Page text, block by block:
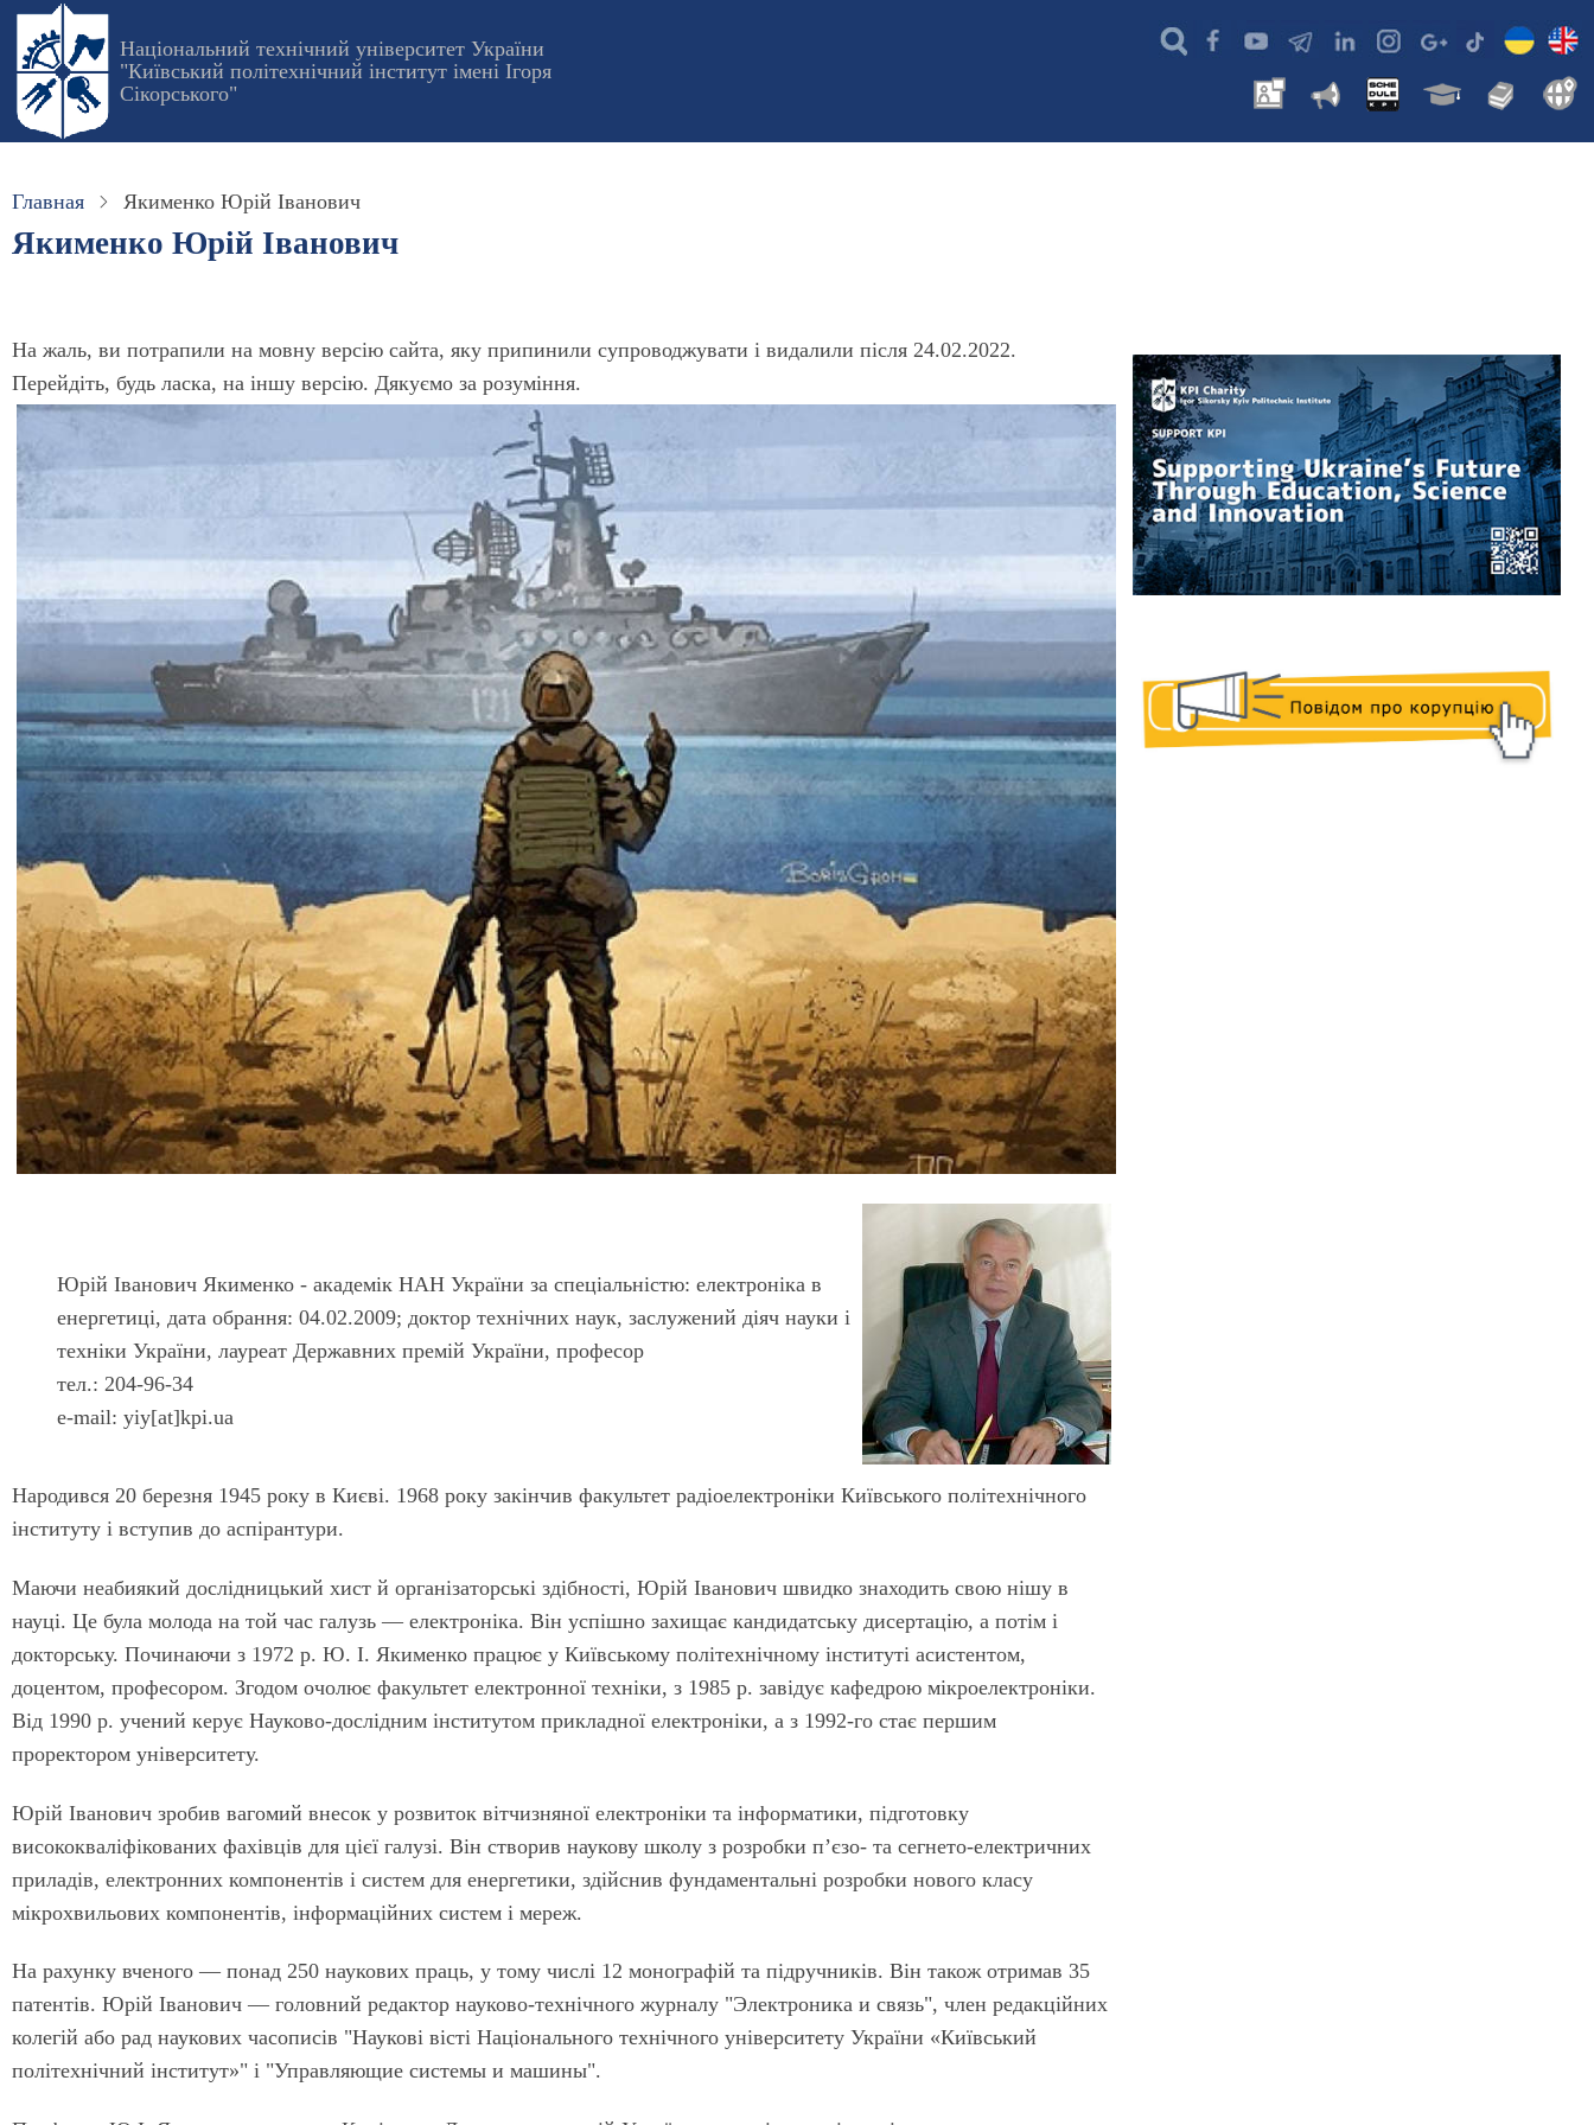
Перейти
основному
содержанию
Національний технічний університет України
"Київський політехнічний інститут імені Ігоря
Сікорського"
Главная Якименко Юрій Іванович
Якименко Юрій Іванович
На жаль, ви потрапили на мовну версію сайта, яку припинили супроводжувати і видалили після 24.02.2022.
Перейдіть, будь ласка, на іншу версію. Дякуємо за розуміння.
Юрій Іванович Якименко - академік НАН України за спеціальністю: електроніка в
енергетиці, дата обрання: 04.02.2009; доктор технічних наук, заслужений діяч науки і
техніки України, лауреат Державних премій України, професор
тел.: 204-96-34
e-mail: yiy[at]kpi.ua
Народився 20 березня 1945 року в Києві. 1968 року закінчив факультет радіоелектроніки Київського політехнічного
інституту і вступив до аспірантури.
Маючи неабиякий дослідницький хист й організаторські здібності, Юрій Іванович швидко знаходить свою нішу в
науці. Це була молода на той час галузь — електроніка. Він успішно захищає кандидатську дисертацію, а потім і
докторську. Починаючи з 1972 р. Ю. І. Якименко працює у Київському політехнічному інституті асистентом,
доцентом, професором. Згодом очолює факультет електронної техніки, з 1985 р. завідує кафедрою мікроелектроніки.
Від 1990 р. учений керує Науково-дослідним інститутом прикладної електроніки, а з 1992-го стає першим
проректором університету.
Юрій Іванович зробив вагомий внесок у розвиток вітчизняної електроніки та інформатики, підготовку
висококваліфікованих фахівців для цієї галузі. Він створив наукову школу з розробки п’єзо- та сегнето-електричних
приладів, електронних компонентів і систем для енергетики, здійснив фундаментальні розробки нового класу
мікрохвильових компонентів, інформаційних систем і мереж.
На рахунку вченого — понад 250 наукових праць, у тому числі 12 монографій та підручників. Він також отримав 35
патентів. Юрій Іванович — головний редактор науково-технічного журналу "Электроника и связь", член редакційних
колегій або рад наукових часописів "Наукові вісті Національного технічного університету України «Київський
політехнічний інститут»" і "Управляющие системы и машины".